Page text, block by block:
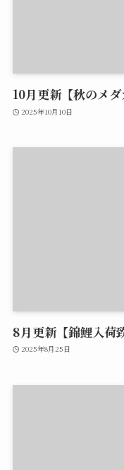
10月更新【秋のメ
2025年10月10日
8月更新【錦鯉入荷
2025年8月25日